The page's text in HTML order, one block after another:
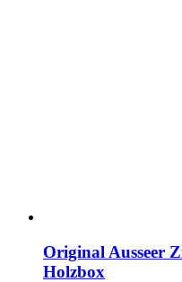
Original Ausseer
Holzbox